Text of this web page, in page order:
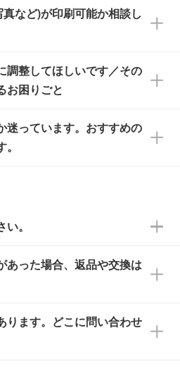
にて無料でデザインデー
。
アップロードしてご入稿
スタッフがデータに不備
お客様と確認してから印
安心ください。
プレートのご用意があり
『印刷方法・テンプレー
はPDF形式ですが、
で開いてご利用いただけ
。
など)が印刷可能か相談し
解像度かどうか、担当ス
たします。
担当スタッフ宛にメール
作り方に関する詳細は、
調整してほしいです／その
お困りごと
際には、担当スタッフが
でお気軽にご相談くださ
ださい。
をトレース/調整してほ
手書きのイラスト、写真
ベクターデータに変換し
1色に変換してほしい
迷っています。おすすめの
担当スタッフがお客様の
を確認し、印刷色をご提
イビーなど濃色の場合は
をおすすめしておりま
ど淡色の場合、印刷をく
ときは濃い印刷色が、柔
ときは淡い印刷色が映え
。
～18:00で、土日祝日はお
・見積・お問い合わせ
す。
あった場合、返品や交換は
ますが、至急担当スタッ
。商品の状況を確認し、
ります。どこに問い合わせ